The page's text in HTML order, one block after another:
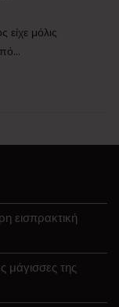
είχε μόλις
εισπρακτική
μάγισσες της